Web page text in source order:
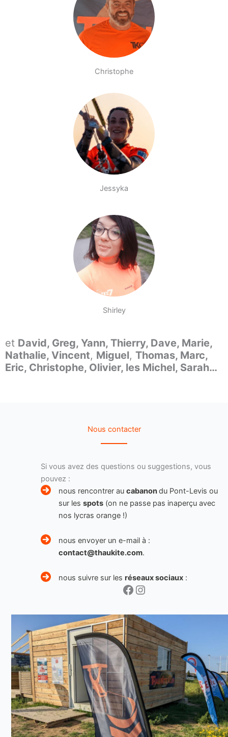
Christophe
Jessyka
Shirley
et David, Greg, Yann, Thierry, Dave, Marie,
Nathalie, Vincent, Miguel, Thomas, Marc,
Eric, Christophe, Olivier, les Michel, Sarah…
Nous contacter
Si vous avez des questions ou suggestions, vous
pouvez :
nous rencontrer au cabanondu Pont-Levis ou
sur les spots (on ne passe pas inaperçu avec
nos lycras orange !)
nous envoyer un e-mail à :
contact@thaukite.com.
nous suivre sur les réseaux sociaux :
Facebook
Instagram